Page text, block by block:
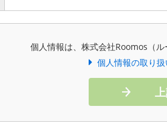
個人情報は、株式会社Roomos（
個人情報の取り扱